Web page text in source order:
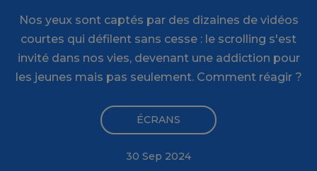
Nos yeux sont captés par des dizaines de vidéos
courtes qui défilent sans cesse : le scrolling s'est
invité dans nos vies, devenant une addiction pour
les jeunes mais pas seulement. Comment réagir ?
ÉCRANS
30 Sep 2024